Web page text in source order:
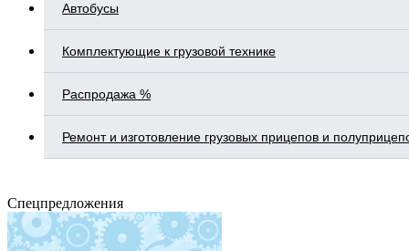
Автобусы
Комплектующие к грузовой технике
Распродажа %
Ремонт и изготовление грузовых прицепов и
Спецпредложения